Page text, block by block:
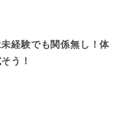
経験でも関係無し！体
う！